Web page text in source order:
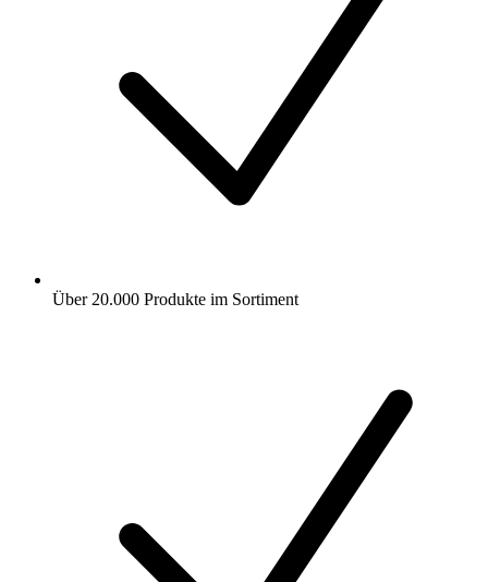
Über 20.000 Produkte im Sortiment